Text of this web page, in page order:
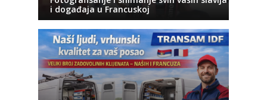
i događaja u Francuskoj